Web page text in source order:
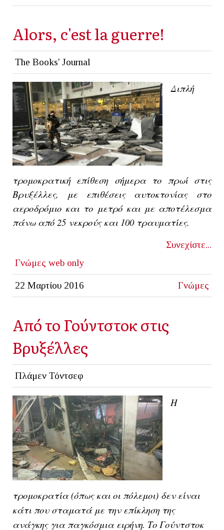
Alors, c'est la guerre!
The Books' Journal
Διπλή
τρομοκρατική επίθεση σήμερα το πρωί στις
Βρυξέλλες, με επιθέσεις αυτοκτονίας στο
αεροδρόμιο και το μετρό και με αποτέλεσμα
πάνω από 25 νεκρούς και 100 τραυματίες.
Συνεχίστε...
Γνώμες web only
22 Μαρτίου 2016 Γνώμες
Από το Γούντστοκ στις
Βρυξέλλες
Πλάμεν Τόντσεφ
H
τρομοκρατία (όπως και οι πόλεμοι) δεν είναι
κάτι που σταματά με την επίκληση της
ανάγκης για παγκόσμια ειρήνη. Το Γούντστοκ